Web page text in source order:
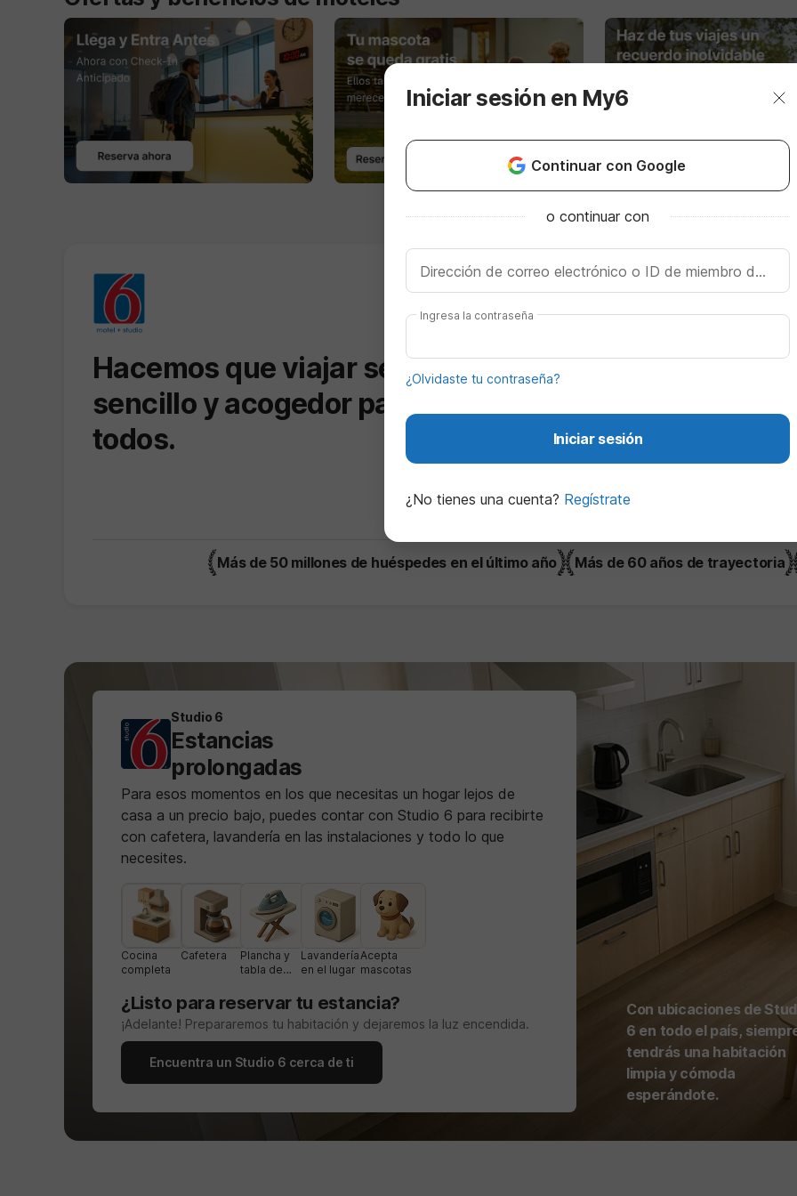
Hacemos que viajar sea
sencillo y acogedor para
todos.
obtienen el precio más bajo
Asistencia 24/7 en todo
Más de 50 millones de huéspedes en el último año Más de 60 años de trayectoria
Studio 6
Estancias
prolongadas
Para esos momentos en los que necesitas un hogar lejos de
casa a un precio bajo, puedes contar con Studio 6 para recibirte
con cafetera, lavandería en las instalaciones y todo lo que
necesites.
Cocina
completa
Cafetera
Plancha y
tabla de
Lavandería
en el lugar
Acepta
mascotas
¿Listo para reservar tu estancia?
¡Adelante! Prepararemos tu habitación y dejaremos la luz encendida.
Encuentra un Studio 6 cerca de ti
Con ubicaciones de
6 en todo el país,
tendrás una habitación
limpia y cómoda
esperándote.
Iniciar sesión en My6
Continuar con Google
o continuar con
Dirección de correo electrónico o ID de miembro de My6
Ingresa la contraseña
¿Olvidaste tu contraseña?
Iniciar sesión
¿No tienes una cuenta? Regístrate